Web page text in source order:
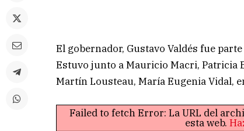
El gobernador, Gustavo Valdés fue
Estuvo junto a Mauricio Macri, Patricia
Martín Lousteau, María Eugenia Vidal,
Failed to fetch Error: La URL del
esta web.